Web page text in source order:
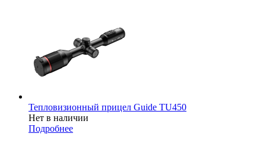
Тепловизионный прицел Guide TU450
Нет в наличии
Подробнее